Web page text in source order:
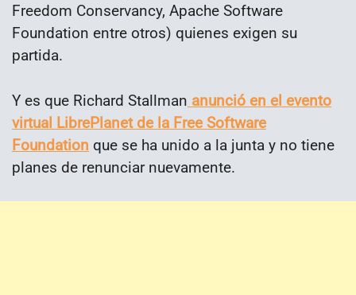
Freedom Conservancy, Apache Software
Foundation entre otros) quienes exigen su
partida.
Y es que Richard Stallman anunció en el evento
virtual LibrePlanet de la Free Software
Foundation que se ha unido a la junta y no tiene
planes de renunciar nuevamente.